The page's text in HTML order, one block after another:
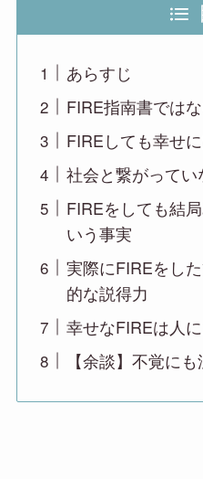
あらすじ
FIRE指南書では
FIREしても幸せ
社会と繋がって
FIREをしても結
いう事実
実際にFIREをし
的な説得力
幸せなFIREは人
【余談】不覚に